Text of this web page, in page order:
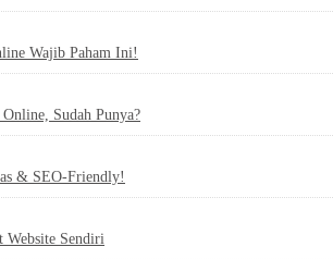
Wajib Paham Ini!
Sudah Punya?
& SEO-Friendly!
Website Sendiri